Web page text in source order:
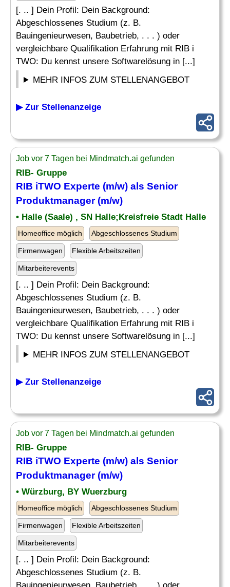
[. .. ] Dein Profil: Dein Background:
Abgeschlossenes Studium (z. B.
Bauingenieurwesen, Baubetrieb, . . . ) oder
vergleichbare Qualifikation Erfahrung mit RIB i
TWO: Du kennst unsere Softwarelösung in [...]
MEHR INFOS ZUM STELLENANGEBOT
▶ Zur Stellenanzeige
Job vor 7 Tagen bei Mindmatch.ai gefunden
RIB- Gruppe
RIB iTWO Experte (m/w) als Senior
Produktmanager (m/w)
• Halle (Saale) , SN Halle;Kreisfreie Stadt Halle
Homeoffice möglich Abgeschlossenes Studium
Firmenwagen Flexible Arbeitszeiten
Mitarbeiterevents
[. .. ] Dein Profil: Dein Background:
Abgeschlossenes Studium (z. B.
Bauingenieurwesen, Baubetrieb, . . . ) oder
vergleichbare Qualifikation Erfahrung mit RIB i
TWO: Du kennst unsere Softwarelösung in [...]
MEHR INFOS ZUM STELLENANGEBOT
▶ Zur Stellenanzeige
Job vor 7 Tagen bei Mindmatch.ai gefunden
RIB- Gruppe
RIB iTWO Experte (m/w) als Senior
Produktmanager (m/w)
• Würzburg, BY Wuerzburg
Homeoffice möglich Abgeschlossenes Studium
Firmenwagen Flexible Arbeitszeiten
Mitarbeiterevents
[. .. ] Dein Profil: Dein Background:
Abgeschlossenes Studium (z. B.